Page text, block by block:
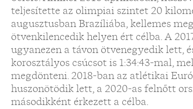
teljesítette az olimpiai szintet 20
augusztusban Brazíliába, kellemes
ötvenkilencedik helyen ért célba. A
ugyanezen a távon ötvenegyedik lett,
korosztályos csúcsot is 1:34:43-mal,
megdönteni. 2018-ban az atlétikai
huszonötödik lett, a 2020-as felnőtt
másodikként érkezett a célba.